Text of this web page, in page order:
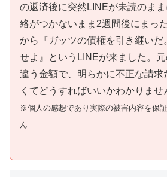
の返済後に突然LINEが未読のま
絡がつかないまま2週間後にまっ
から『ガッツの債権を引き継いだ
せよ』というLINEが来ました。
違う金額で、明らかに不正な請求
くてどうすればいいかわかりませ
※個人の感想であり実際の被害内容を保
ん